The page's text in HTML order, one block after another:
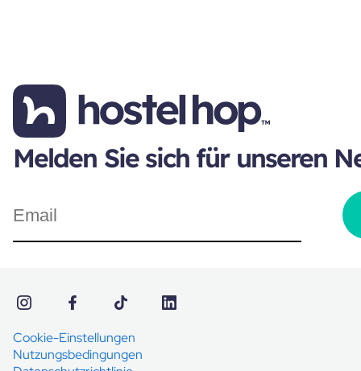
Melden Sie sich für unseren
Cookie-Einstellungen
Nutzungsbedingungen